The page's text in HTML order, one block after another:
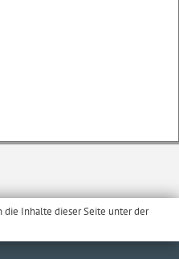
die Inhalte dieser Seite unter der